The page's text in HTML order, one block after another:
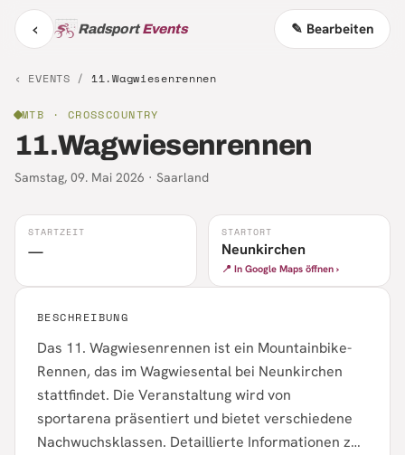
‹ RadsportEvents ✎ Bearbeiten
‹ EVENTS / 11.Wagwiesenrennen
MTB · CROSSCOUNTRY
11.Wagwiesenrennen
Samstag, 09. Mai 2026 · Saarland
STARTZEIT
—
STARTORT
Neunkirchen
📍 In Google Maps öffnen ›
BESCHREIBUNG
Das 11. Wagwiesenrennen ist ein Mountainbike-
Rennen, das im Wagwiesental bei Neunkirchen
stattfindet. Die Veranstaltung wird von
sportarena präsentiert und bietet verschiedene
Nachwuchsklassen. Detaillierte Informationen zu